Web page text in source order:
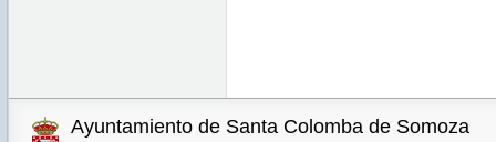
Ayuntamiento de Santa Colomba de Somoza